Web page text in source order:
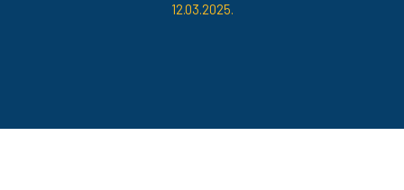
12.03.2025.